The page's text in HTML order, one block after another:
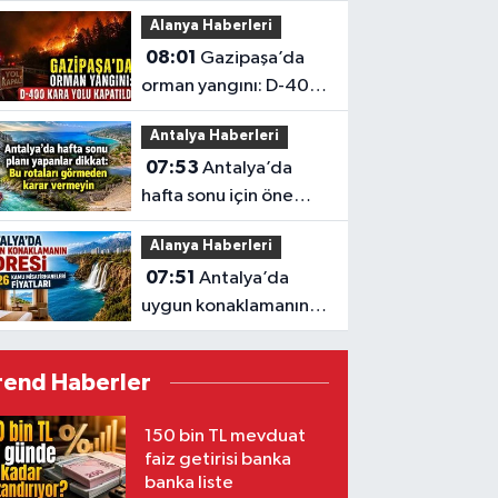
tarihe karışıyor
Alanya Haberleri
08:01
orman yangını: D-400
kara yolu kapatıldı
Antalya Haberleri
07:53 Antalya’da
hafta sonu için öne
çıkan gezi rotaları
Alanya Haberleri
07:51 Antalya’da
uygun konaklamanın
adresi: 2026 kamu
fiyatları
Haberler
150 bin TL mevduat
faiz getirisi banka
banka liste